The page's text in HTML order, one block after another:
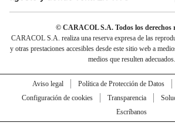
© CARACOL S.A. Todos los derechos
CARACOL S.A. realiza una reserva expresa de las
y otras prestaciones accesibles desde este sitio web a
medios que resulten adecuados.
Aviso legal Política de Protección de Datos
Configuración de cookies
Transparencia
Escríbanos